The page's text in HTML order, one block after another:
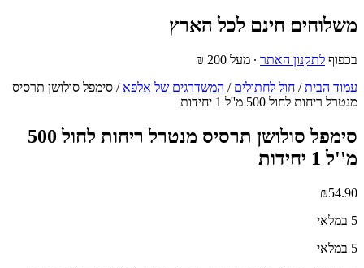
משלוחים חינם לכל הארץ
בכפוף לתקנון האתר ∙ מעל 200 ₪
עמוד הבית/ חול לחתולים / המשדרגים של אלפא / סימפל סולושן תרסיס
מנטרל ריחות לחול 500 מ''ל 1 יחידות
סימפל סולושן תרסיס מנטרל ריחות לחול 500
מ''ל 1 יחידות
₪54.90
5 במלאי
5 במלאי